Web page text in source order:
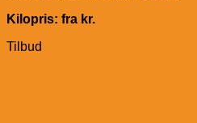
Kilopris: fra kr.
Tilbud